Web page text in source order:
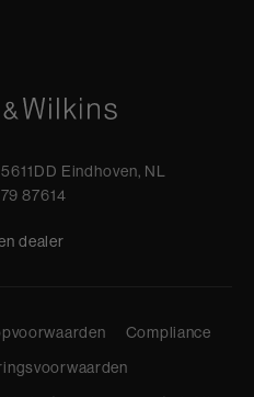
Eindhoven, NL
87614
dealer
Compliance